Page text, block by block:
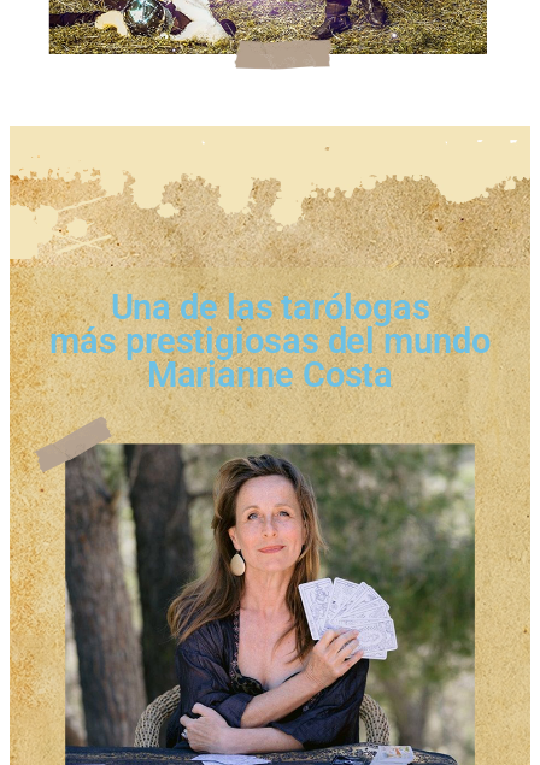
Una de las tarólogas
más prestigiosas del mundo
Marianne Costa